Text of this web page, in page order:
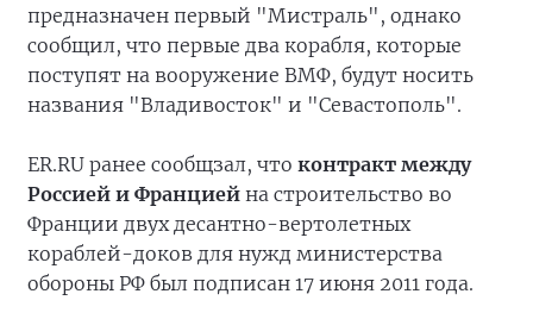
предназначен первый "Мистраль", однако
сообщил, что первые два корабля, которые
поступят на вооружение ВМФ, будут носить
названия "Владивосток" и "Севастополь".
ER.RU ранее сообщзал, что контракт между
Россией и Францией на строительство во
Франции двух десантно-вертолетных
кораблей-доков для нужд министерства
обороны РФ был подписан 17 июня 2011 года.